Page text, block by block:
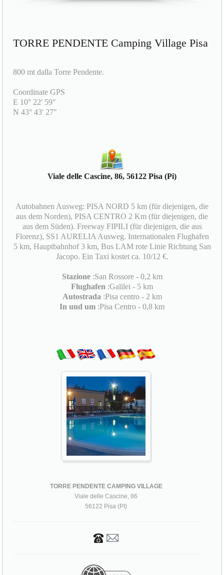
TORRE PENDENTE Camping Village Pisa
800 mt dalla Torre Pendente.
Coordinate GPS
E 10° 22' 59"
N 43° 43' 27"
Viale delle Cascine, 86, 56122 Pisa (Pi)
Autobahnen Ausweg: PISA NORD 5 km (für diejenigen, die
aus dem Norden), PISA CENTRO 2 Km (für diejenigen, die
aus dem Süden). Freeway FIPILI (für diejenigen, die aus
Florenz), SS1 AURELIA Ausweg. Internationalen Flughafen
5 km, Hauptbahnhof 3 km, Bus LAM rote Linie Richtung San
Jacopo. Ein Taxi kostet ca. 10/12 €.
Stazione:San Rossore - 0,2 km
Flughafen :Galilei - 5 km
Autostrada :Pisa centro - 2 km
In und um :Pisa Centro - 0,8 km
TORRE PENDENTE CAMPING VILLAGE
Viale delle Cascine, 86
56122 Pisa (PI)